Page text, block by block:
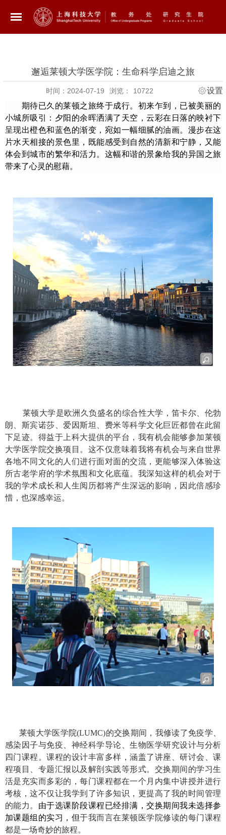
邂逅莱顿大学医学院：生命科学启迪之旅
时间：2024-07-19 浏览： 10722
设置
期待已久的莱顿之旅终于成行。初来乍到，已被美丽的
小城所吸引：夕阳的余晖洒满了天空，云彩在日落的映衬下
呈现出橙色和蓝色的渐变，宛如一幅细腻的油画。漫步在这
片水天相接的景色里，既能感受到自然的清新和宁静，又能
体会到城市的繁华和活力。这幅和谐的景象给我的异国之旅
带来了心灵的慰藉。
莱顿大学是欧洲久负盛名的综合性大学，笛卡尔、伦勃
朗、斯宾诺莎、爱因斯坦、费米等科学文化巨匠都曾在此留
下足迹。得益于上科大提供的平台，我有机会能够参加莱顿
大学医学院交换项目。这不仅意味着我将有机会与来自世界
各地不同文化的人们进行面对面的交流，更能够深入体验这
所古老学府的学术氛围和文化底蕴。我深知这样的机会对于
我的学术成长和人生阅历都将产生深远的影响，因此倍感珍
惜，也深感幸运。
莱顿大学医学院(LUMC)的交换期间，我修读了免疫学、
感染因子与免疫、神经科学导论、生物医学研究设计与分析
四门课程。课程的设计丰富多样，涵盖了讲座、研讨会、课
程项目、专题汇报以及解剖实践等形式。交换期间的学习生
活是充实而多彩的，每门课程都在一个月内集中讲授并进行
考核，这不仅让我学到了许多知识，更提高了我的时间管理
的能力。 由于选课阶段课程已经排满，交换期间我未选择参
加课题组的实习，但于我而言在莱顿医学院修读的每门课程
都是一场奇妙的旅程。